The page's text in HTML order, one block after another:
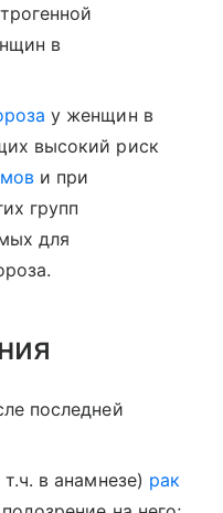
в
у женщин в
высокий риск
и при
групп
для
последней
в анамнезе) рак